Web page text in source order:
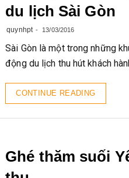
du lịch Sài Gòn
quynhpt 13/03/2016
Sài Gòn là một trong những
động du lịch thu hút khách
CONTINUE READING
Ghé thăm suối